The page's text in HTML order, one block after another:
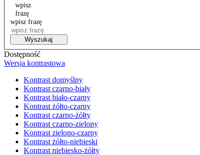
wpisz
frazę
wpisz frazę
Wyszukaj
Dostępność
Wersja kontrastowa
Kontrast domyślny
Kontrast czarno-biały
Kontrast biało-czarny
Kontrast żółto-czarny
Kontrast czarno-żółty
Kontrast czarno-zielony
Kontrast zielono-czarny
Kontrast żółto-niebieski
Kontrast niebiesko-żółty